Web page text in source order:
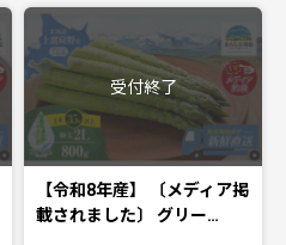
受付終了
【令和8年産】 〔メディア掲
載されました〕 グリー…